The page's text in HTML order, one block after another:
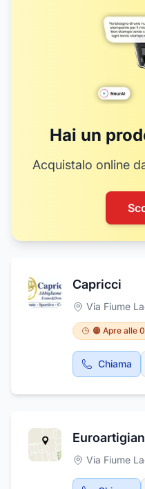
Hai un
Acquistalo online
Capricci
Via Fiume
🟠 Apre alle
Chiama
Via Fiume